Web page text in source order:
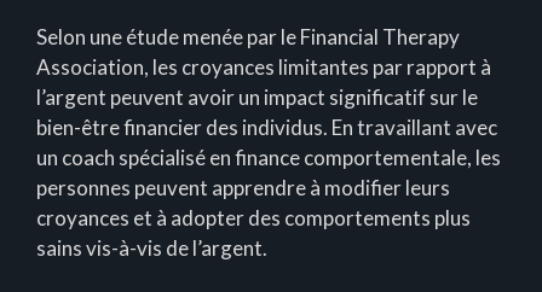
Selon une étude menée par le Financial Therapy
Association, les croyances limitantes par rapport à
l’argent peuvent avoir un impact significatif sur le
bien-être financier des individus. En travaillant avec
un coach spécialisé en finance comportementale, les
personnes peuvent apprendre à modifier leurs
croyances et à adopter des comportements plus
sains vis-à-vis de l’argent.